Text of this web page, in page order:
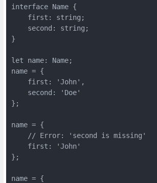
interface Name {
    first: string;
    second: string;
}
let name: Name;
name = {
    first: 'John',
    second: 'Doe'
};
name = {
    // Error: 'second is missing'
    first: 'John'
};
name = {